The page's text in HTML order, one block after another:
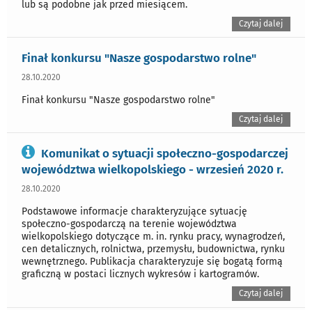
lub są podobne jak przed miesiącem.
Czytaj dalej
Finał konkursu "Nasze gospodarstwo rolne"
28.10.2020
Finał konkursu "Nasze gospodarstwo rolne"
Czytaj dalej
Komunikat o sytuacji społeczno-gospodarczej
województwa wielkopolskiego - wrzesień 2020 r.
28.10.2020
Podstawowe informacje charakteryzujące sytuację
społeczno-gospodarczą na terenie województwa
wielkopolskiego dotyczące m. in. rynku pracy, wynagrodzeń,
cen detalicznych, rolnictwa, przemysłu, budownictwa, rynku
wewnętrznego. Publikacja charakteryzuje się bogatą formą
graficzną w postaci licznych wykresów i kartogramów.
Czytaj dalej